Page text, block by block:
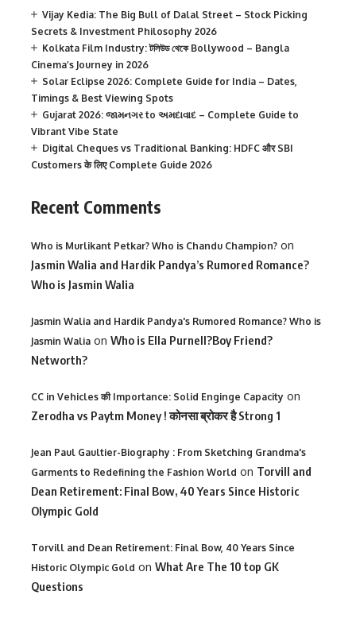
Vijay Kedia: The Big Bull of Dalal Street – Stock Picking
Secrets & Investment Philosophy 2026
Kolkata Film Industry: টলিউড থেকে Bollywood – Bangla
Cinema’s Journey in 2026
Solar Eclipse 2026: Complete Guide for India – Dates,
Timings & Best Viewing Spots
Gujarat 2026: જામનગર to અમદાવાદ – Complete Guide to
Vibrant Vibe State
Digital Cheques vs Traditional Banking: HDFC और SBI
Customers के लिए Complete Guide 2026
Recent Comments
Who is Murlikant Petkar? Who is Chandu Champion? on
Jasmin Walia and Hardik Pandya’s Rumored Romance?
Who is Jasmin Walia
Jasmin Walia and Hardik Pandya's Rumored Romance? Who is
Jasmin Walia on Who is Ella Purnell?Boy Friend?
Networth?
CC in Vehicles की Importance: Solid Enginge Capacity on
Zerodha vs Paytm Money ! कोनसा ब्रोकर है Strong 1
Jean Paul Gaultier-Biography : From Sketching Grandma's
Garments to Redefining the Fashion World on Torvill and
Dean Retirement: Final Bow, 40 Years Since Historic
Olympic Gold
Torvill and Dean Retirement: Final Bow, 40 Years Since
Historic Olympic Gold on What Are The 10 top GK
Questions